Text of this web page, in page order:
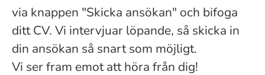
via knappen "Skicka ansökan" och bifoga
ditt CV. Vi intervjuar löpande, så skicka in
din ansökan så snart som möjligt.
Vi ser fram emot att höra från dig!